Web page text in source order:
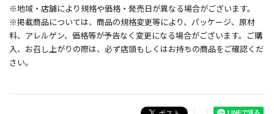
※地域・店舗により規格や価格・発売日が異なる場合がございます。
※掲載商品については、商品の規格変更等により、パッケージ、原材
料、アレルゲン、価格等が予告なく変更になる場合がございます。ご購
入、お召し上がりの際は、必ず店頭もしくはお持ちの商品をご確認くだ
さい。